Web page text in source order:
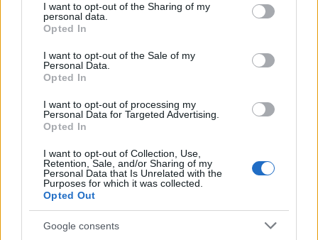
not limited to your visit or usage behaviour. You may click to
grant or deny consent to Google and its third-party tags to
use your data for below specified purposes in below Google
consent section.
I want to opt-out of the Sharing of my
personal data.
Opted In
I want to opt-out of the Sale of my
Personal Data.
Opted In
I want to opt-out of processing my
Personal Data for Targeted Advertising.
Opted In
I want to opt-out of Collection, Use,
Retention, Sale, and/or Sharing of my
Personal Data that Is Unrelated with the
Purposes for which it was collected.
Opted Out
Google consents